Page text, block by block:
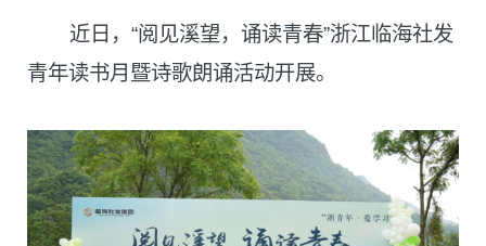
近日，“阅见溪望，诵读青春”浙江临海社发
青年读书月暨诗歌朗诵活动开展。